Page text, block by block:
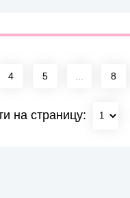
4 5 8
на страницу: